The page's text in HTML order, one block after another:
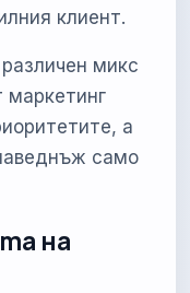
клиент.
микс
маркетинг
а
само
на